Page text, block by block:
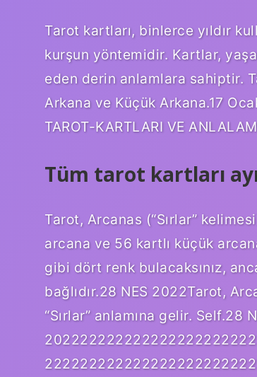
Tarot kartları, binlerce yıldır
kurşun yöntemidir. Kartlar,
eden derin anlamlara sahiptir.
Arkana ve Küçük Arkana.17
TAROT-KARTLARI VE
Tüm tarot kartları
Tarot, Arcanas (“Sırlar”
arcana ve 56 kartlı küçük
gibi dört renk bulacaksınız,
bağlıdır.28 NES 2022Tarot,
“Sırlar” anlamına gelir. Self.28